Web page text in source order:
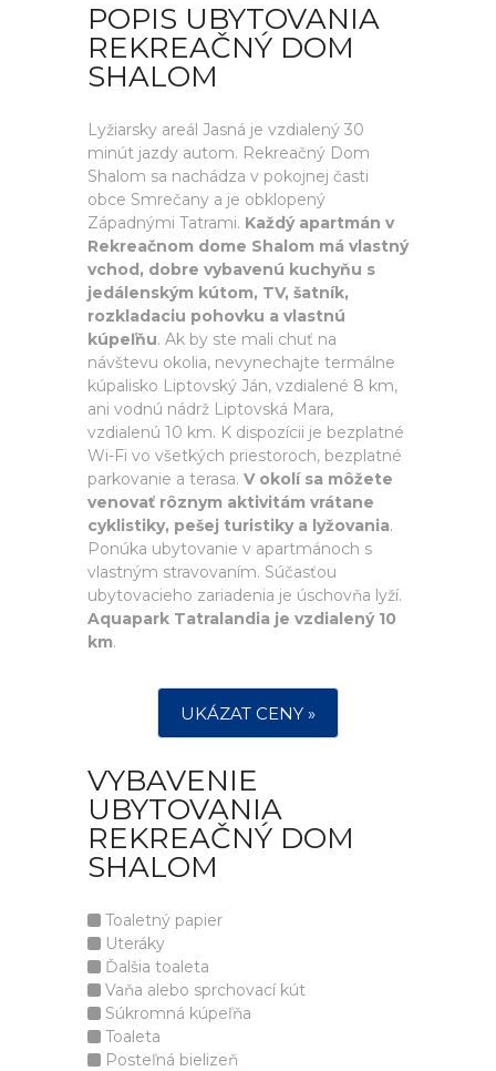
POPIS UBYTOVANIA
REKREAČNÝ DOM
SHALOM
Lyžiarsky areál Jasná je vzdialený 30
minút jazdy autom. Rekreačný Dom
Shalom sa nachádza v pokojnej časti
obce Smrečany a je obklopený
Západnými Tatrami. Každý apartmán v
Rekreačnom dome Shalom má vlastný
vchod, dobre vybavenú kuchyňu s
jedálenským kútom, TV, šatník,
rozkladaciu pohovku a vlastnú
kúpeľňu. Ak by ste mali chuť na
návštevu okolia, nevynechajte termálne
kúpalisko Liptovský Ján, vzdialené 8 km,
ani vodnú nádrž Liptovská Mara,
vzdialenú 10 km. K dispozícii je bezplatné
Wi-Fi vo všetkých priestoroch, bezplatné
parkovanie a terasa. V okolí sa môžete
venovať rôznym aktivitám vrátane
cyklistiky, pešej turistiky a lyžovania.
Ponúka ubytovanie v apartmánoch s
vlastným stravovaním. Súčasťou
ubytovacieho zariadenia je úschovňa lyží.
Aquapark Tatralandia je vzdialený 10
km.
UKÁZAT CENY »
VYBAVENIE
UBYTOVANIA
REKREAČNÝ DOM
SHALOM
Toaletný papier
Uteráky
Ďalšia toaleta
Vaňa alebo sprchovací kút
Súkromná kúpeľňa
Toaleta
Posteľná bielizeň